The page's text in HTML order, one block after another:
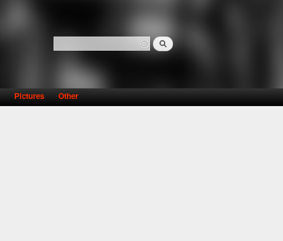
Search form
Search
Pictures Other